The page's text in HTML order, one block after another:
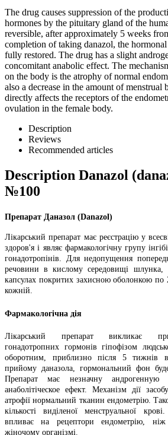
The drug causes suppression of the
hormones by the pituitary gland of the
reversible, after approximately 5 weeks
completion of taking danazol, the
fully restored. The drug has a slight
concomitant anabolic effect. The
on the body is the atrophy of normal
also a decrease in the amount of menstrual
directly affects the receptors of the
ovulation in the female body.
Description
Reviews
Recommended articles
Description Danazol
№100
Препарат Даназол (Danazol)
Лікарський препарат має реєстрацію у
здоров'я і являє фармакологічну групу
гонадотропінів. Для недопущення
речовини в кислому середовищі шлунка,
капсулах покритих захисною оболонкою по
кожній.
Фармакологічна дія
Лікарський препарат викликає
гонадотропних гормонів гіпофізом
оборотним, приблизно після 5 тижнів
прийому даназола, гормональний фон
Препарат має незначну андрогенную
анаболітіческое ефект. Механізм дії
атрофії нормальний тканин ендометрію.
кількості виділеної менструальної
впливає на рецептори ендометрію,
жіночому організмі.